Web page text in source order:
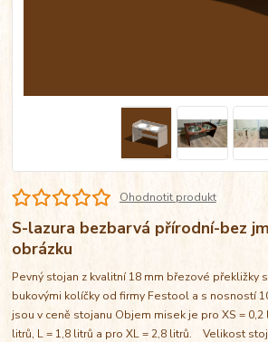
Ohodnotit produkt
S-lazura bezbarvá přírodní-bez
obrázku
Pevný stojan z kvalitní 18 mm březové překližky
bukovými kolíčky od firmy Festool a s nosností
jsou v ceně stojanu Objem misek je pro XS = 0,2
litrů, L = 1,8 litrů a pro XL = 2,8 litrů. Velikost